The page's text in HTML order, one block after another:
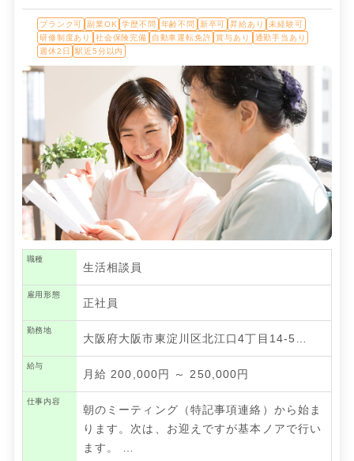
ブランク可 副業OK 学歴不問 年齢不問 新卒可 昇給あり
未経験可
研修制度あり
社会保険完備 自動車運転免許 賞与あり
通勤手当あり
週休2日
駅近5分以内
職種
生活相談員
雇用形態
正社員
勤務地
大阪府大阪市東淀川区北江口4丁目14-5…
給与
月給 200,000円 ～ 250,000円
仕事内容
朝のミーティング（特記事項連絡）から始ま
ります。次は、お迎えですが基本ノアで行い
ます。